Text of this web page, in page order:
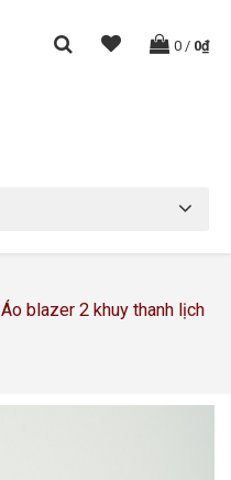
0 / 0₫
Áo blazer 2 khuy thanh lịch